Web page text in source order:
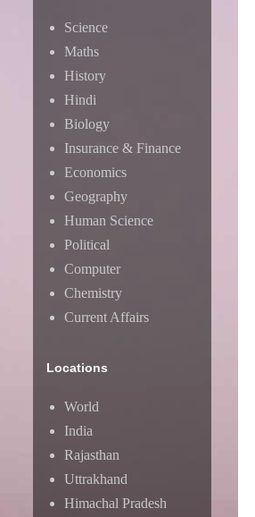
Science
Maths
History
Hindi
Biology
Insurance & Finance
Economics
Geography
Human Science
Political
Computer
Chemistry
Current Affairs
Locations
World
India
Rajasthan
Uttrakhand
Himachal Pradesh